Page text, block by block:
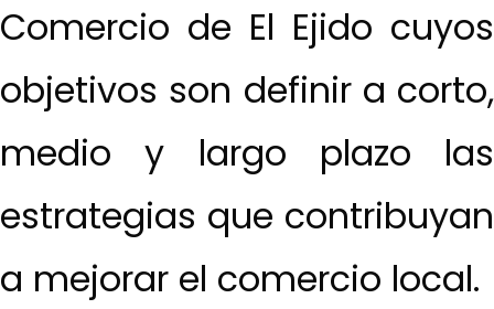
Comercio de El Ejido cuyos
objetivos son definir a corto,
medio y largo plazo las
estrategias que contribuyan
a mejorar el comercio local.